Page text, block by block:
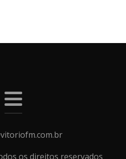
os direitos reservados